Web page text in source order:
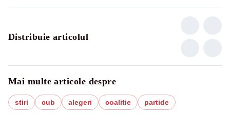
Distribuie articolul
Mai multe articole despre
stiri cub alegeri coalitie partide